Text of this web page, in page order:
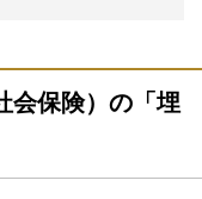
会保険）の「埋